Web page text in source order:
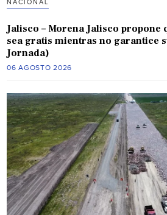
NACIONAL
Jalisco – Morena Jalisco propone
sea gratis mientras no garantice
Jornada)
06 AGOSTO 2026